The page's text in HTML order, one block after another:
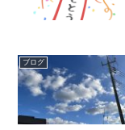
ブログ